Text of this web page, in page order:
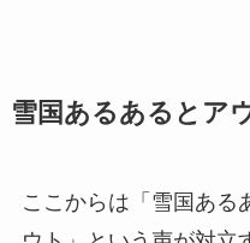
雪国あるあるとア
ここからは「雪国ある